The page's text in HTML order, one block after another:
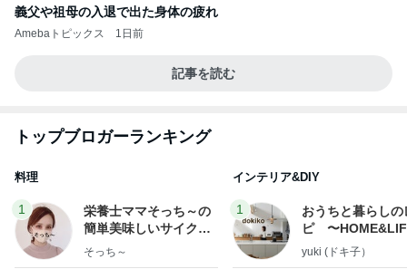
義父や祖母の入退で出た身体の疲れ
Amebaトピックス 1日前
記事を読む
トップブロガーランキング
料理
1
栄養士ママそっち～の
簡単美味しいサイクル
献立
そっち～
インテリア&DIY
1
おうちと暮らしの
ピ 〜
yuki (ドキ子）